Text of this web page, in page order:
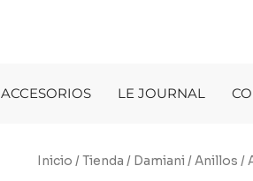
ACCESORIOS LE JOURNAL
Inicio /Tienda / Damiani /Anillos /